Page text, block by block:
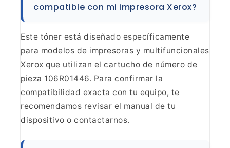
compatible con mi impresora Xerox?
Este tóner está diseñado específicamente
para modelos de impresoras y multifuncionales
Xerox que utilizan el cartucho de número de
pieza 106R01446. Para confirmar la
compatibilidad exacta con tu equipo, te
recomendamos revisar el manual de tu
dispositivo o contactarnos.